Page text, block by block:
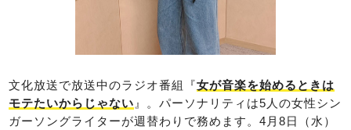
文化放送で放送中のラジオ番組『女が音楽を始めるときは
モテたいからじゃない 』。パーソナリティは5人の女性シン
ガーソングライターが週替わりで務めます。4月8日（水）